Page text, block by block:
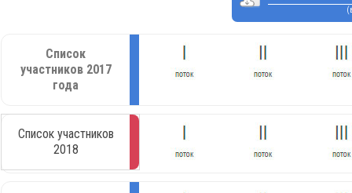
Список
участников 2017
года
Список участников
2018